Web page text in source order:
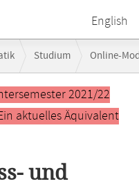
English
Studium Online-
2021/22
aktuelles Äquivalent
und